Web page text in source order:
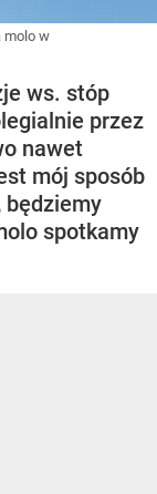
molo w
ws. stóp
przez
nawet
mój sposób
będziemy
spotkamy